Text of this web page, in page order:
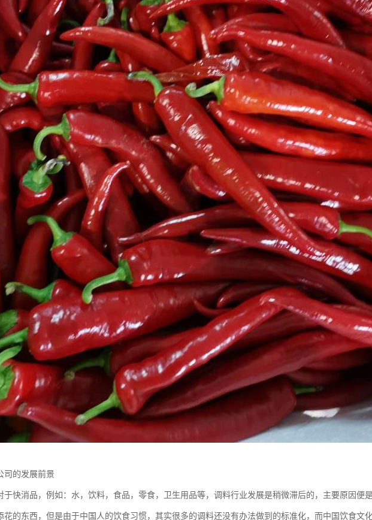
司的发展前景
于快消品，例如：水，饮料，食品，零食，卫生用品等，调料行业发展是稍微滞后的，主要原因便
花的东西，但是由于中国人的饮食习惯，其实很多的调料还没有办法做到的标准化，而中国饮食文